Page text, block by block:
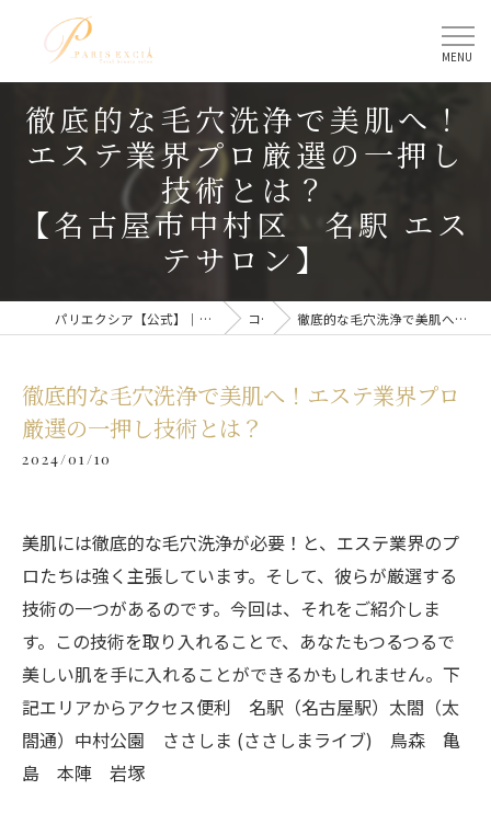
徹底的な毛穴洗浄で美肌へ！
エステ業界プロ厳選の一押し
技術とは？
【名古屋市中村区 名駅 エス
テサロン】
パリエクシア【公式】｜名古屋駅のトータルビューティーサロン コラム 徹底的な毛穴洗浄で美肌へ！エステ業界プロ厳選の一押し技術とは？
徹底的な毛穴洗浄で美肌へ！エステ業界プロ
厳選の一押し技術とは？
2024/01/10
美肌には徹底的な毛穴洗浄が必要！と、エステ業界のプ
ロたちは強く主張しています。そして、彼らが厳選する
技術の一つがあるのです。今回は、それをご紹介しま
す。この技術を取り入れることで、あなたもつるつるで
美しい肌を手に入れることができるかもしれません。下
記エリアからアクセス便利 名駅（名古屋駅）太閤（太
閤通）中村公園 ささしま (ささしまライブ) 鳥森 亀
島 本陣 岩塚